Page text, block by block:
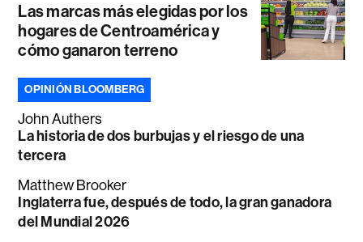
Las marcas más elegidas por los
hogares de Centroamérica y
cómo ganaron terreno
OPINIÓN BLOOMBERG
John Authers
La historia de dos burbujas y el riesgo de una
tercera
Matthew Brooker
Inglaterra fue, después de todo, la gran ganadora
del Mundial 2026